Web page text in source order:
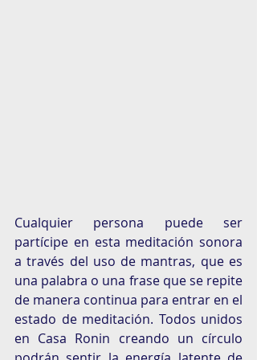
Cualquier persona puede ser
partícipe en esta meditación sonora
a través del uso de mantras, que es
una palabra o una frase que se repite
de manera continua para entrar en el
estado de meditación. Todos unidos
en Casa Ronin creando un círculo